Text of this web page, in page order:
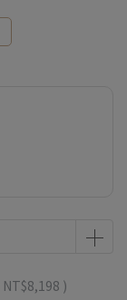
NT$8,198 )